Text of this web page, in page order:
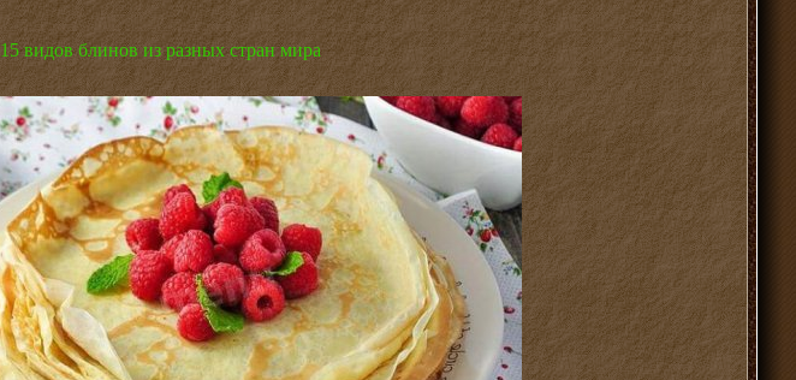
15 видов блинов из разных стран мира